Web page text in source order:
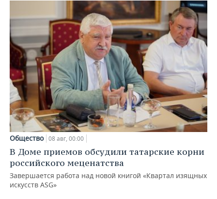
Общество 08 авг, 00:00
В Доме приемов обсудили татарские корни
российского меценатства
Завершается работа над новой книгой «Квартал изящных
искусств ASG»